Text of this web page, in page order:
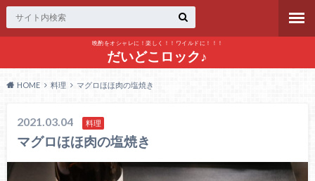
晩酌をオシャレに！楽しく！！ワイルドに！！！
だいどこロック♪
HOME 料理 マグロほほ肉の塩焼き
2021.03.04 料理
マグロほほ肉の塩焼き